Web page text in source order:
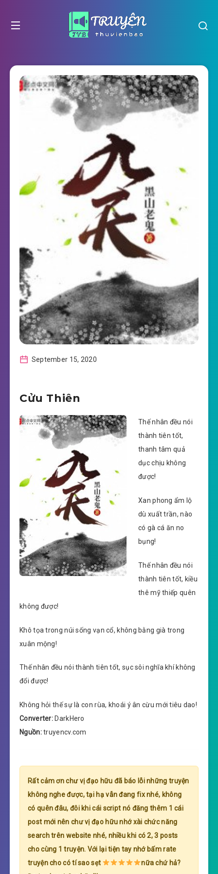
September 15, 2020
Cửu Thiên
Thế nhân đều nói
thành tiên tốt,
thanh tâm quả
dục chịu không
được!
Xan phong ẩm lộ
dù xuất trần, nào
có gà cá ăn no
bụng!
Thế nhân đều nói
thành tiên tốt, kiều
thê mỹ thiếp quên
không được!
Khô tọa trong núi sống vạn cổ, không bằng già trong
xuân mộng!
Thế nhân đều nói thành tiên tốt, sục sôi nghĩa khí không
đổi được!
Không hỏi thế sự là con rùa, khoái ý ân cừu mới tiêu dao!
Converter: DarkHero
Nguồn:truyencv.com
Rất cảm ơn chư vị đạo hữu đã báo lỗi những truyện
không nghe được, tại hạ vẫn đang fix nhé, không
có quên đâu, đôi khi cái script nó đăng thêm 1 cái
post mới nên chư vị đạo hữu nhớ xài chức năng
search trên website nhé, nhiều khi có 2, 3 posts
cho cùng 1 truyện. Với lại tiện tay nhớ bấm rate
truyện cho có tí sao sẹt
nữa chứ hả?